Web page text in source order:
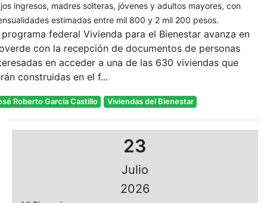
ingresos, madres solteras, jóvenes y adultos mayores, con
estimadas entre mil 800 y 2 mil 200 pesos.
programa federal Vivienda para el Bienestar avanza en
con la recepción de documentos de personas
en acceder a una de las 630 viviendas que
construidas en el f...
Roberto García Castillo Viviendas del Bienestar
23
Julio
2026